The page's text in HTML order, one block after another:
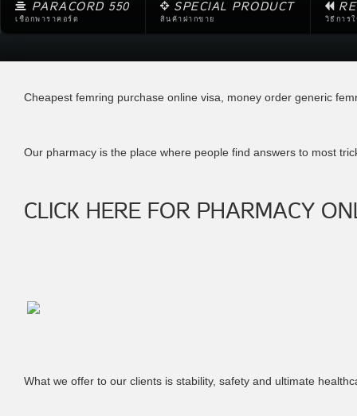
PARACORD 550
เชือกพาราคอร์ด
SPECIAL PRODUCT
สินค้าฝากขาย วิธีการ
Cheapest femring purchase online visa, money order generic
Our pharmacy is the place where people find answers to most
CLICK HERE FOR PHARMACY
What we offer to our clients is stability, safety and ultimate